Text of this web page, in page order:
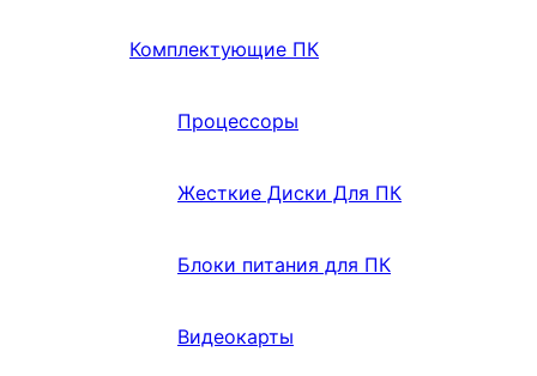
Комплектующие ПК
Процессоры
Жесткие Диски Для ПК
Блоки питания для ПК
Видеокарты